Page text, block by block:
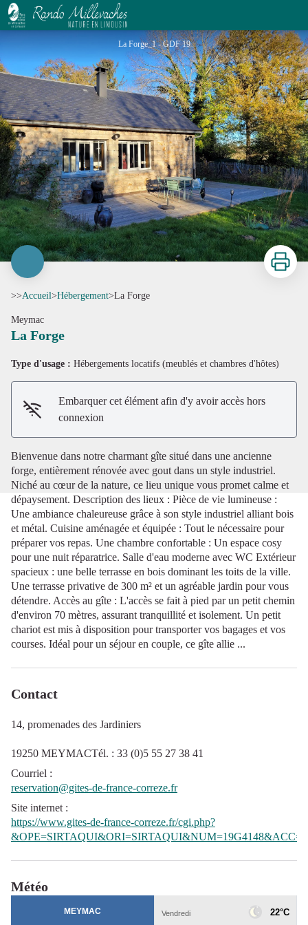
La Forge
La Forge_1 - GDF 19
Voir l'image en plein écran
Imprimer
>>Accueil>Hébergement>La Forge
Meymac
La Forge
Type d'usage : Hébergements locatifs (meublés et chambres d'hôtes)
Embarquer cet élément afin d'y avoir accès hors
connexion
Bienvenue dans notre charmant gîte situé dans une ancienne
forge, entièrement rénovée avec gout dans un style industriel.
Niché au cœur de la nature, ce lieu unique vous promet calme et
dépaysement. Description des lieux : Pièce de vie lumineuse :
Une ambiance chaleureuse grâce à son style industriel alliant bois
et métal. Cuisine aménagée et équipée : Tout le nécessaire pour
préparer vos repas. Une chambre confortable : Un espace cosy
pour une nuit réparatrice. Salle d'eau moderne avec WC Extérieur
spacieux : une belle terrasse en bois dominant les toits de la ville.
Une terrasse privative de 300 m² et un agréable jardin pour vous
détendre. Accès au gîte : L'accès se fait à pied par un petit chemin
d'environ 70 mètres, assurant tranquillité et isolement. Un petit
chariot est mis à disposition pour transporter vos bagages et vos
courses. Idéal pour un séjour en couple, ce gîte allie ...
Contact
14, promenades des Jardiniers
19250 MEYMACTél. : 33 (0)5 55 27 38 41
Courriel :
reservation@gites-de-france-correze.fr
Site internet :
https://www.gites-de-france-correze.fr/cgi.php?
Météo